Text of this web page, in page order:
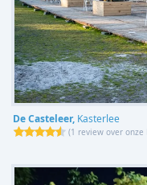
De Casteleer, Kasterlee
(1 review over onze